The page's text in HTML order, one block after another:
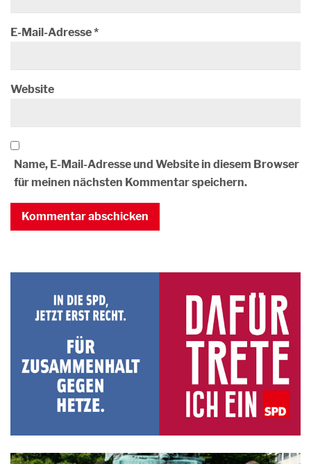
E-Mail-Adresse*
Website
Name, E-Mail-Adresse und Website in diesem Browser
für meinen nächsten Kommentar speichern.